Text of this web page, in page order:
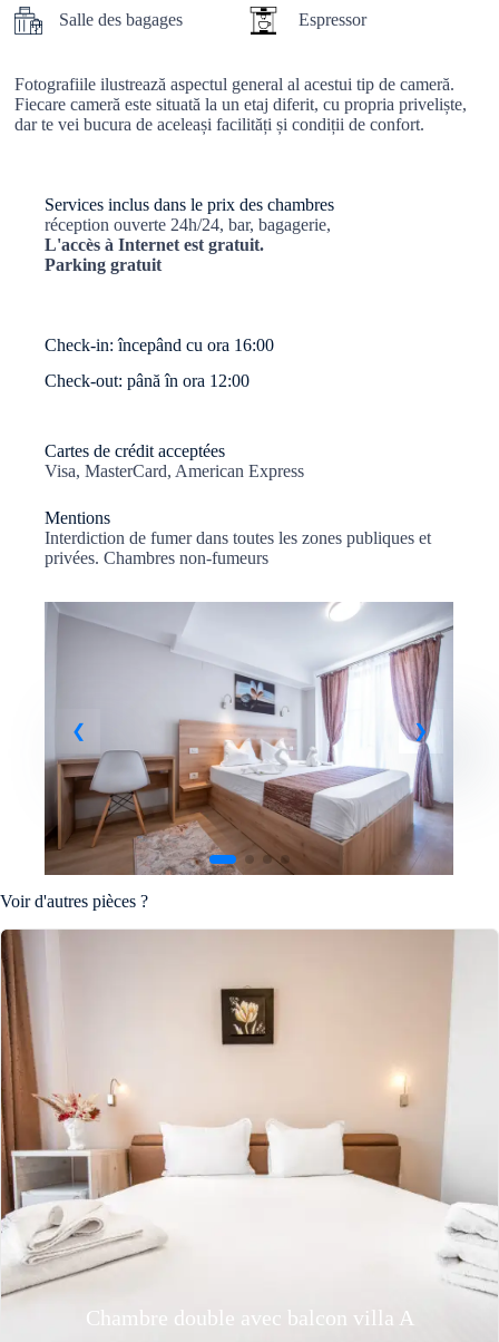
Salle des bagages Espressor
Fotografiile ilustrează aspectul general al acestui tip de cameră.
Fiecare cameră este situată la un etaj diferit, cu propria priveliște,
dar te vei bucura de aceleași facilități și condiții de confort.
Services inclus dans le prix des chambres
réception ouverte 24h/24, bar, bagagerie,
L'accès à Internet est gratuit.
Parking gratuit
Check-in: începând cu ora 16:00
Check-out: până în ora 12:00
Cartes de crédit acceptées
Visa, MasterCard, American Express
Mentions
Interdiction de fumer dans toutes les zones publiques et
privées. Chambres non-fumeurs
Voir d'autres pièces ?
Chambre double avec balcon villa A